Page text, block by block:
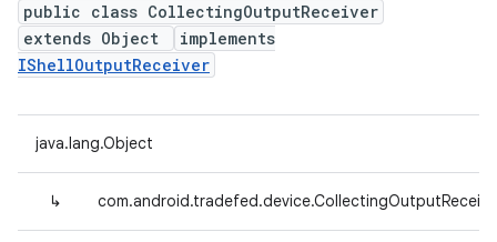
public class CollectingOutputReceiver
extends Object
implements
IShellOutputReceiver
java.lang.Object
↳